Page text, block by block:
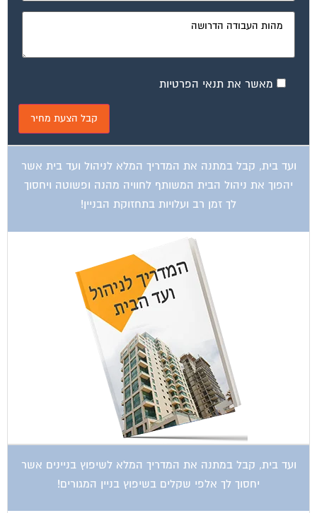
מאשר את תנאי הפרטיות
ועד בית, קבל במתנה את המדריך המלא לניהול ועד בית אשר
יהפוך את ניהול הבית המשותף לחוויה מהנה ופשוטה ויחסוך
לך זמן רב ועלויות בתחזוקת הבניין!
ועד בית, קבל במתנה את המדריך המלא לשיפוץ בניינים אשר
יחסוך לך אלפי שקלים בשיפוץ בניין המגורים!